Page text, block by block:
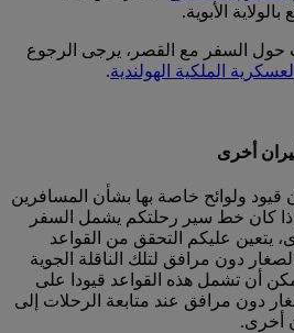
الأبوية.
حول السفر مع القصر، يرجى الرجوع
الملكية الهولندية.
أخرى
ولوائح خاصة بها بشأن المسافرين
كان خط سير رحلتكم يشمل السفر
عليكم التحقق من القواعد
دون مرافق لتلك الناقلة الجوية
أن تشمل هذه القواعد قيودا على
دون مرافق عند متابعة الرحلات إلى
أخرى.